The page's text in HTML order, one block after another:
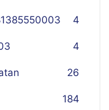
4
4
26
184